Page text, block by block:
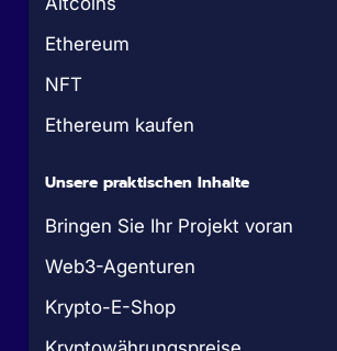
Ethereum
NFT
Ethereum kaufen
Unsere praktischen Inhalte
Bringen Sie Ihr Projekt voran
Web3-Agenturen
Krypto-E-Shop